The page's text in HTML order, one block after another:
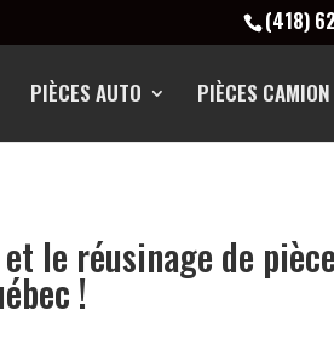
(418)
PIÈCES AUTO PIÈCES CAMION
le réusinage de
!